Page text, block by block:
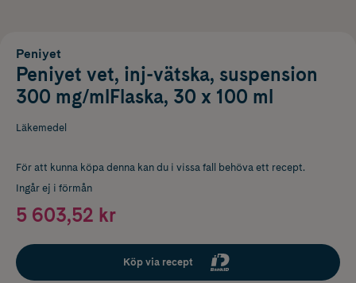
Peniyet
Peniyet vet, inj-vätska, suspension
300 mg/mlFlaska, 30 x 100 ml
Läkemedel
För att kunna köpa denna kan du i vissa fall behöva ett recept.
Ingår ej i förmån
5 603,52 kr
Köp via recept